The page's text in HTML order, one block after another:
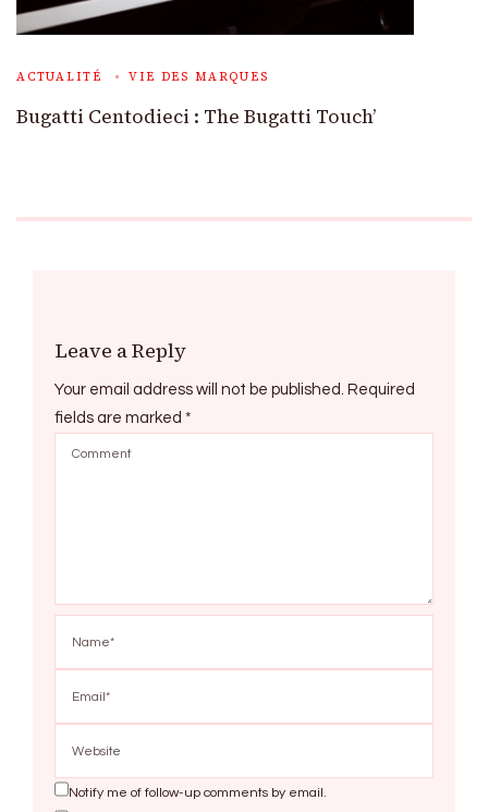
ACTUALITÉ VIE DES MARQUES
Bugatti Centodieci : The Bugatti Touch’
Leave a Reply
Your email address will not be published.
Required
fields are marked *
Notify me of follow-up comments by email.